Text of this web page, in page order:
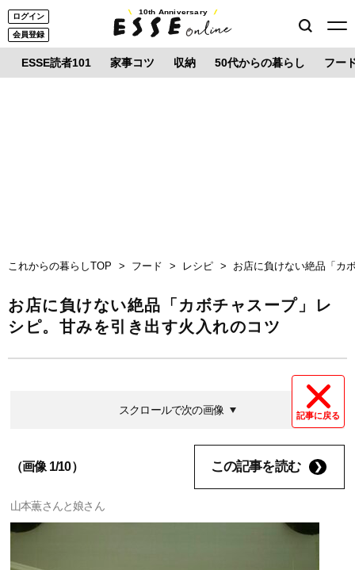
ログイン
会員登録
10th Anniversary
ESSE読者101 家事コツ 収納 50代からの暮らし フー
これからの暮らしTOP フード レシピ お店に負けない絶品「カ
お店に負けない絶品「カボチャスープ」レ
シピ。甘みを引き出す火入れのコツ
記事に戻る
スクロールで次の画像
（画像 1/10） この記事を読む
山本薫さんと娘さん